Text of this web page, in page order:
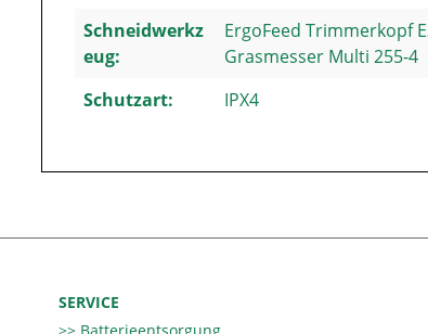
Schneidwerkz
eug:
ErgoFeed Trimmerkopf
Grasmesser Multi 255-4
Schutzart:
IPX4
SERVICE